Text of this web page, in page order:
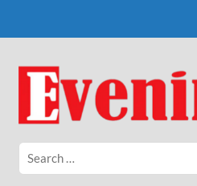
Eveniment Valcean